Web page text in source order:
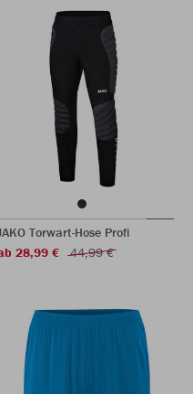
Torwart-Hose Profi
28,99 €
44,99 €